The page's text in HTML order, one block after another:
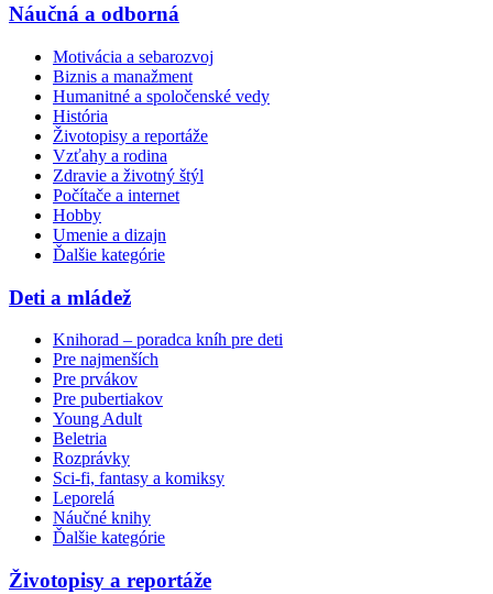
Náučná a odborná
Motivácia a sebarozvoj
Biznis a manažment
Humanitné a spoločenské vedy
História
Životopisy a reportáže
Vzťahy a rodina
Zdravie a životný štýl
Počítače a internet
Hobby
Umenie a dizajn
Ďalšie kategórie
Deti a mládež
Knihorad – poradca kníh pre deti
Pre najmenších
Pre prvákov
Pre pubertiakov
Young Adult
Beletria
Rozprávky
Sci-fi, fantasy a komiksy
Leporelá
Náučné knihy
Ďalšie kategórie
Životopisy a reportáže